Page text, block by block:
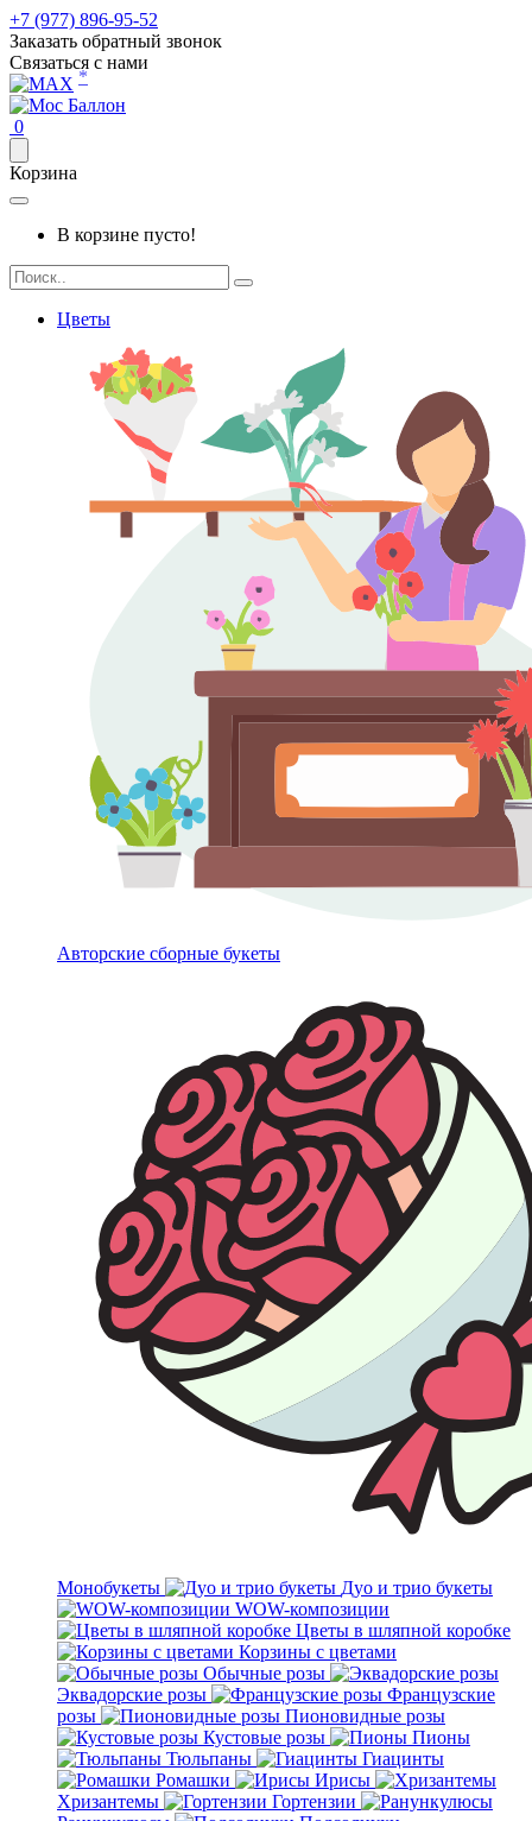
+7 (977) 896-95-52
Заказать обратный звонок
Связаться с нами
*
0
Корзина
В корзине пусто!
Цветы
Авторские сборные букеты
Монобукеты
Дуо и трио букеты
WOW-композиции
Цветы в шляпной коробке
Корзины с цветами
Обычные розы
Эквадорские розы
Французские
розы
Пионовидные розы
Кустовые розы
Пионы
Тюльпаны
Гиацинты
Ромашки
Ирисы
Хризантемы
Гортензии